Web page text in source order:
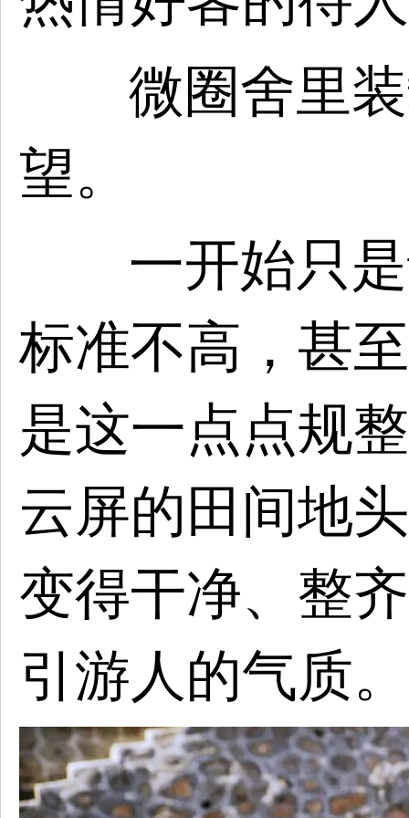
微圈舍里
望。
一开始只
标准不高，甚
是这一点点规
云屏的田间地
变得干净、整
引游人的气质。